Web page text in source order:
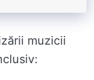
muzicii